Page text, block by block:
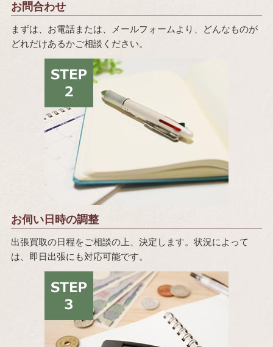
お問合わせ
まずは、お電話または、メールフォームより、どんなものが
どれだけあるかご相談ください。
お伺い日時の調整
出張買取の日程をご相談の上、決定します。状況によって
は、即日出張にも対応可能です。